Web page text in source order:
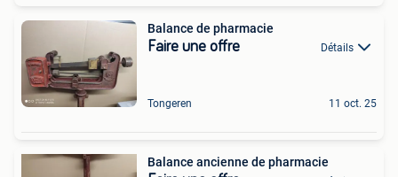
Balance de pharmacie
Faire une offre Détails
Tongeren 11 oct. 25
Balance ancienne de pharmacie